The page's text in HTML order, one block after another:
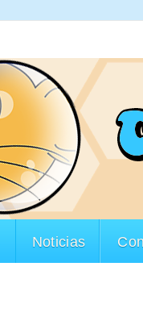
Noticias